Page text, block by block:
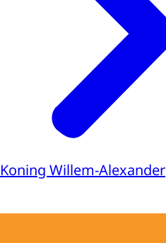
Koning Willem-Alexander